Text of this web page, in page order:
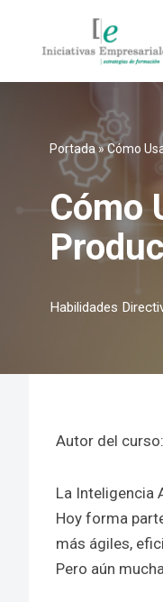
Saltar
Portada»Cómo
Cómo
Habilidades
Autor del curso:
La Inteligencia
Hoy forma
más ágiles,
Pero aún